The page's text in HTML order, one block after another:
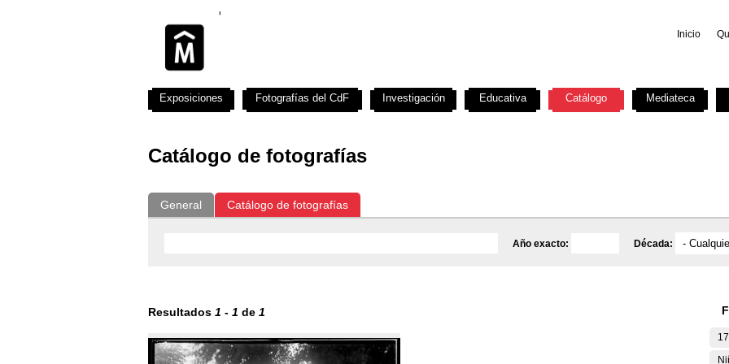
Inicio
Catálogo de fotografías
General Catálogo de fotografías
Año exacto: Década:
Resultados 1 - 1 de 1
17
Exposiciones Fotografías del CdF Investigación Educativa Catálogo Mediateca